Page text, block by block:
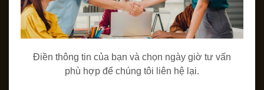
Điền thông tin của bạn và chọn ngày giờ tư vấn
phù hợp để chúng tôi liên hệ lại.